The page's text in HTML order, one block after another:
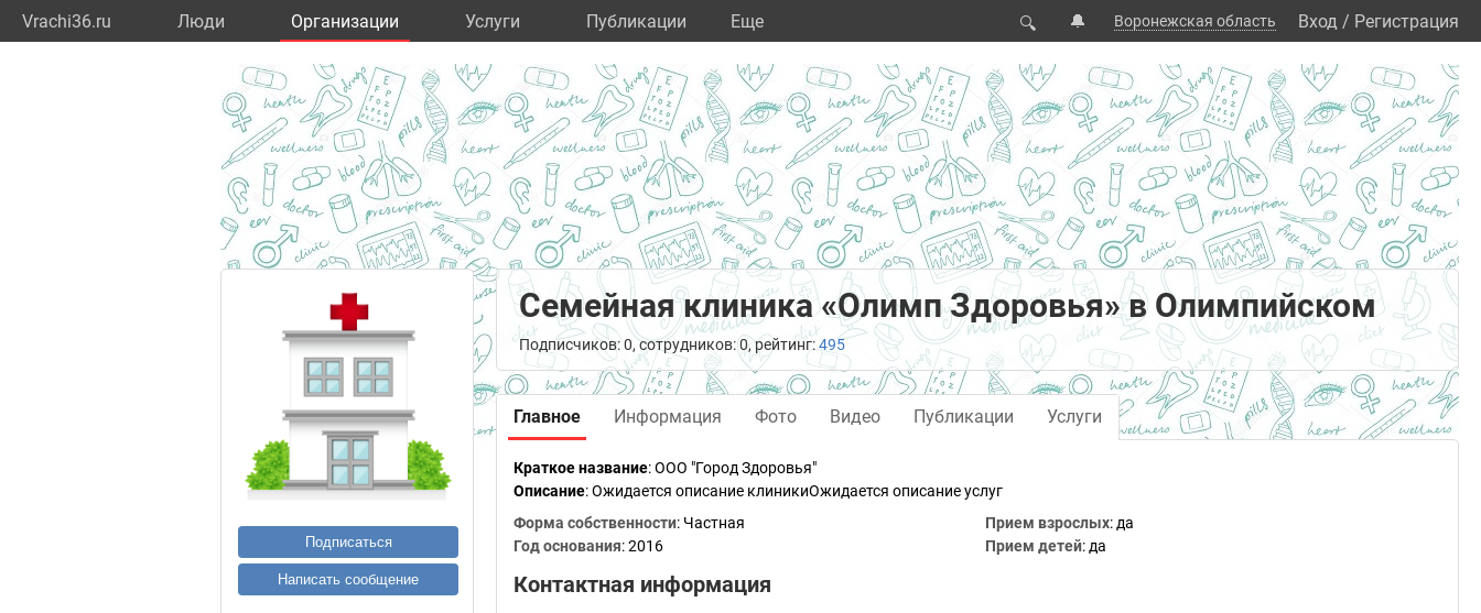
Vrachi36.ru Люди Организации Услуги Публикации Eще 🔍 🔔 Воронежская область Вход / Регистрация
Подписаться
Написать сообщение
Семейная клиника «Олимп Здоровья» в Олимпийском
Подписчиков: 0, сотрудников: 0, рейтинг:495
Главное Информация Фото Видео Публикации Услуги
Краткое название:ООО "Город Здоровья"
Описание: Ожидается описание клиникиОжидается описание услуг
Форма собственности: Частная
Год основания:2016
Прием взрослых: да
Прием детей: да
Контактная информация